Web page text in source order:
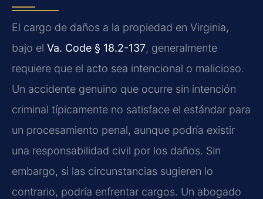
El cargo de daños a la propiedad en Virginia,
bajo el Va. Code § 18.2-137, generalmente
requiere que el acto sea intencional o malicioso.
Un accidente genuino que ocurre sin intención
criminal típicamente no satisface el estándar para
un procesamiento penal, aunque podría existir
una responsabilidad civil por los daños. Sin
embargo, si las circunstancias sugieren lo
contrario, podría enfrentar cargos. Un abogado